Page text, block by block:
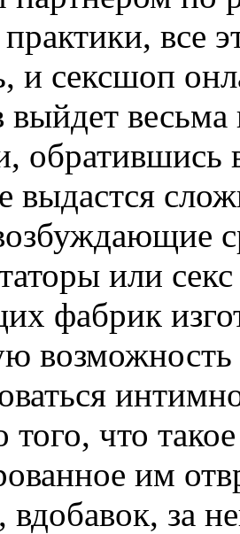
все
и сексшоп
выйдет
обратившись
выдастся
или
фабрик
того, что
им
вдобавок, за